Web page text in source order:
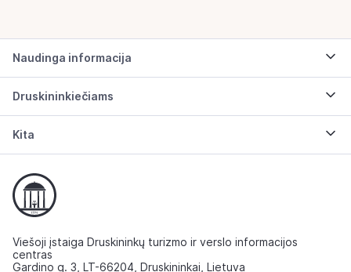
Naudinga informacija
Druskininkiečiams
Kita
Viešoji įstaiga Druskininkų turizmo ir verslo informacijos
centras
Gardino g. 3, LT-66204, Druskininkai, Lietuva